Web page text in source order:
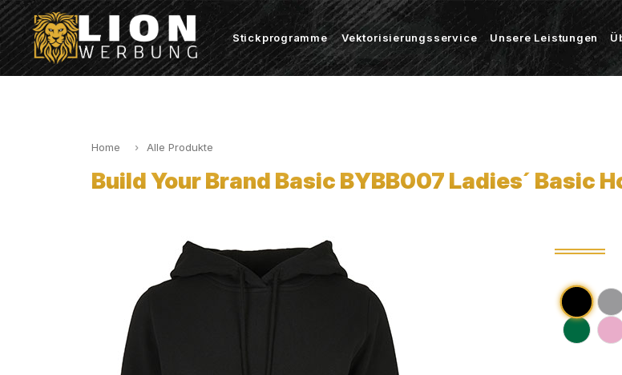
Stickprogramme Vektorisierungsservice Unsere Leistungen
Home Alle Produkte
Build Your Brand Basic BYBB007 Ladies´ Basic